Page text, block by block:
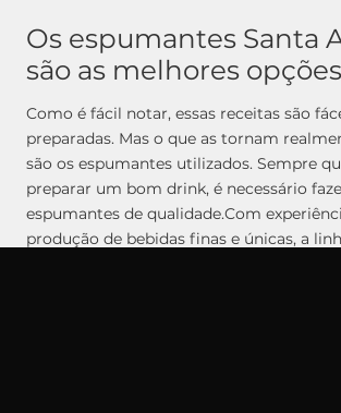
Os espumantes Santa
são as melhores opções
Como é fácil notar, essas receitas são
preparadas. Mas o que as tornam
são os espumantes utilizados. Sempre
preparar um bom drink, é necessário
espumantes de qualidade.Com
produção de bebidas finas e únicas, a